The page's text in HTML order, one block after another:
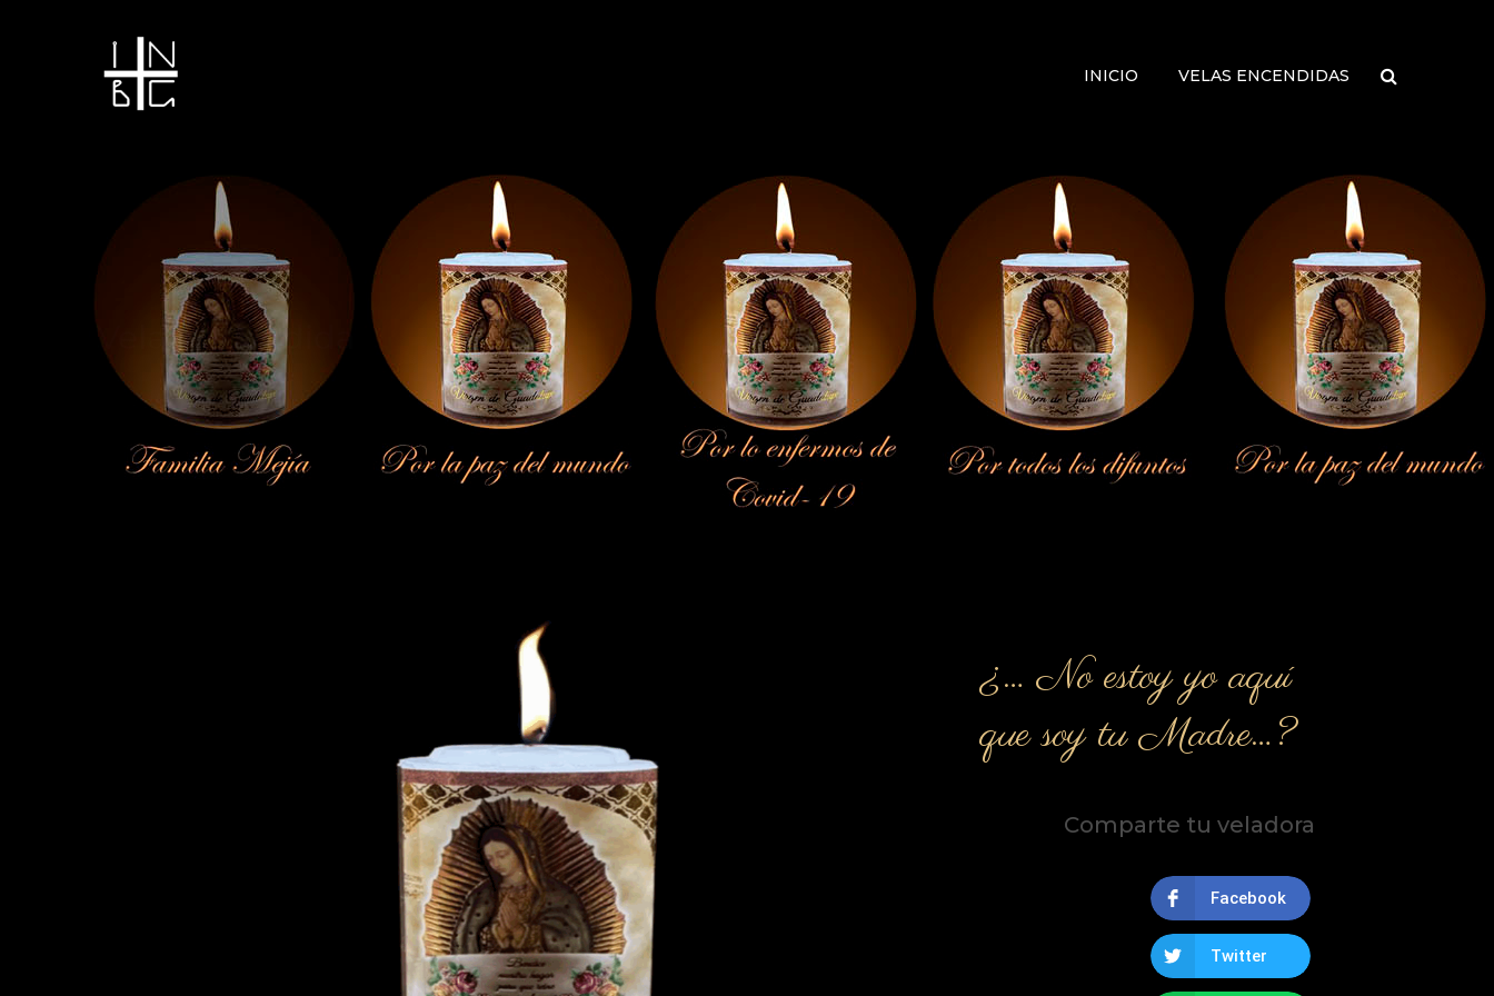
INICIO VELAS ENCENDIDAS
Vela encendida
¿… No estoy yo aquí
que soy tu Madre…?
Comparte tu veladora
Facebook
Twitter